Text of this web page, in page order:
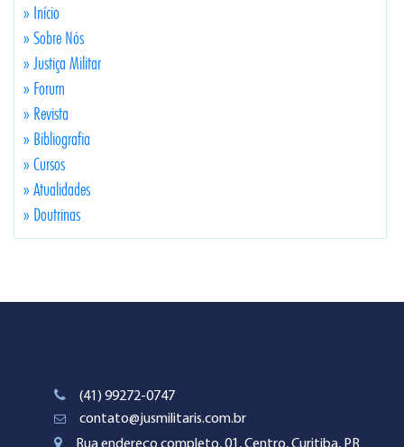
» Início
» Sobre Nós
» Justiça Militar
» Forum
» Revista
» Bibliografia
» Cursos
» Atualidades
» Doutrinas
(41) 99272-0747
contato@jusmilitaris.com.br
Rua endereço completo, 01, Centro, Curitiba, PR